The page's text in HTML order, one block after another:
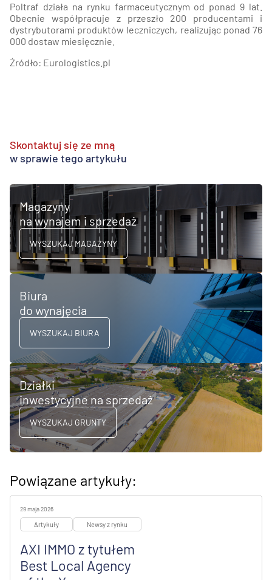
Poltraf działa na rynku farmaceutycznym od ponad 9 lat.
Obecnie współpracuje z przeszło 200 producentami i
dystrybutorami produktów leczniczych, realizując ponad 76
000 dostaw miesięcznie.
Źródło: Eurologistics.pl
Skontaktuj się ze mną
w sprawie tego artykułu
Magazyny
na wynajem i sprzedaż
WYSZUKAJ MAGAZYNY
Biura
do wynajęcia
WYSZUKAJ BIURA
Działki
inwestycyjne na sprzedaż
WYSZUKAJ GRUNTY
Powiązane artykuły:
29 maja 2026
Artykuły Newsy z rynku
AXI IMMO z tytułem
Best Local Agency